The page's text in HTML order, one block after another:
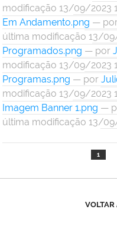
modificação 13/09/2023
Em Andamento.png —
última modificação 13/
Programados.png — por
modificação 13/09/2023
Programas.png — por
modificação 13/09/2023
Imagem Banner 1.png —
última modificação 13/
1
VOLTAR